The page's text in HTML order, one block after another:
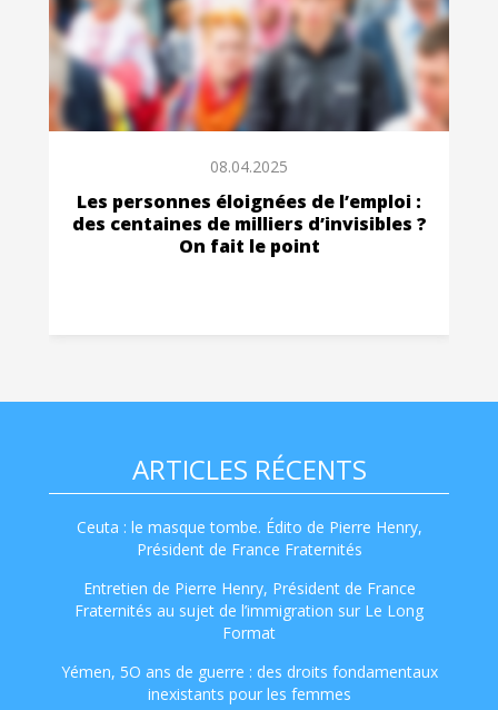
08.04.2025
Les personnes éloignées de l’emploi :
des centaines de milliers d’invisibles ?
On fait le point
ARTICLES RÉCENTS
Ceuta : le masque tombe. Édito de Pierre Henry,
Président de France Fraternités
Entretien de Pierre Henry, Président de France
Fraternités au sujet de l’immigration sur Le Long
Format
Yémen, 5O ans de guerre : des droits fondamentaux
inexistants pour les femmes